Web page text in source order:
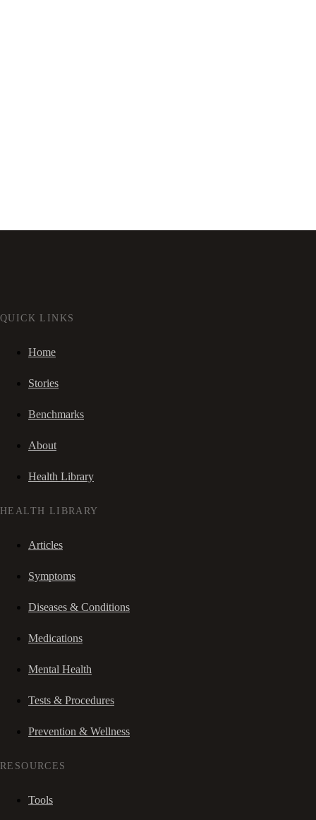
QUICK LINKS
Home
Stories
Benchmarks
About
Health Library
HEALTH LIBRARY
Articles
Symptoms
Diseases & Conditions
Medications
Mental Health
Tests & Procedures
Prevention & Wellness
RESOURCES
Tools